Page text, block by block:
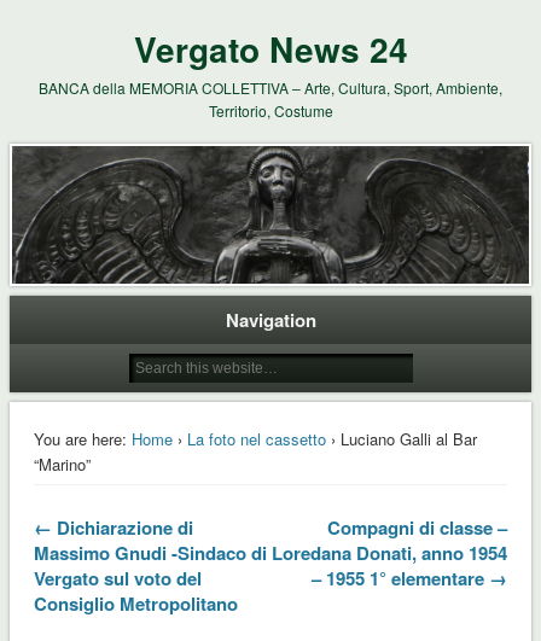
Vergato News 24
BANCA della MEMORIA COLLETTIVA – Arte, Cultura, Sport, Ambiente,
Territorio, Costume
Navigation
You are here: Home› La foto nel cassetto› Luciano Galli al Bar
“Marino”
← Dichiarazione di
Massimo Gnudi -Sindaco di
Vergato sul voto del
Consiglio Metropolitano
Compagni di classe –
Loredana Donati, anno 1954
– 1955 1° elementare →